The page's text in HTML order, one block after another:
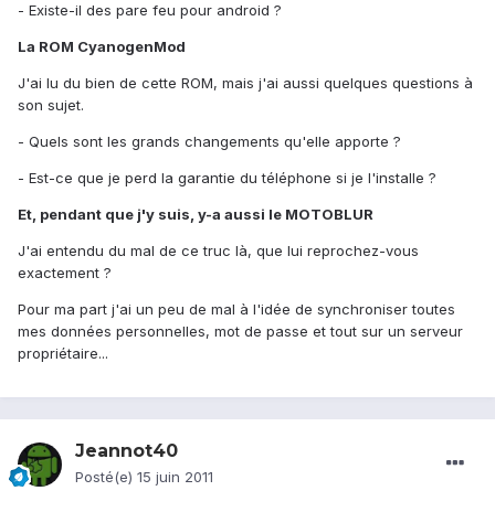
- Existe-il des pare feu pour android ?
La ROM CyanogenMod
J'ai lu du bien de cette ROM, mais j'ai aussi quelques questions à
son sujet.
- Quels sont les grands changements qu'elle apporte ?
- Est-ce que je perd la garantie du téléphone si je l'installe ?
Et, pendant que j'y suis, y-a aussi le MOTOBLUR
J'ai entendu du mal de ce truc là, que lui reprochez-vous
exactement ?
Pour ma part j'ai un peu de mal à l'idée de synchroniser toutes
mes données personnelles, mot de passe et tout sur un serveur
propriétaire...
Jeannot40
Posté(e) 15 juin 2011